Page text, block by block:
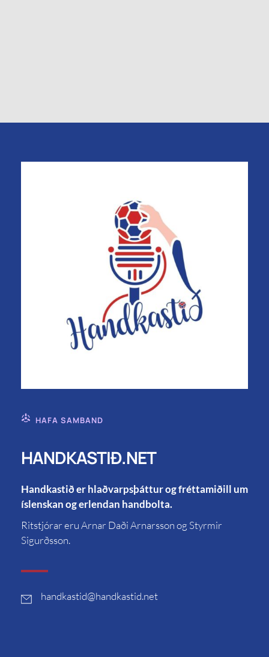
HAFA SAMBAND
HANDKASTIÐ.NET
Handkastið er hlaðvarpsþáttur og fréttamiðill um
íslenskan og erlendan handbolta.
Ritstjórar eru Arnar Daði Arnarsson og Styrmir
Sigurðsson.
handkastid@handkastid.net